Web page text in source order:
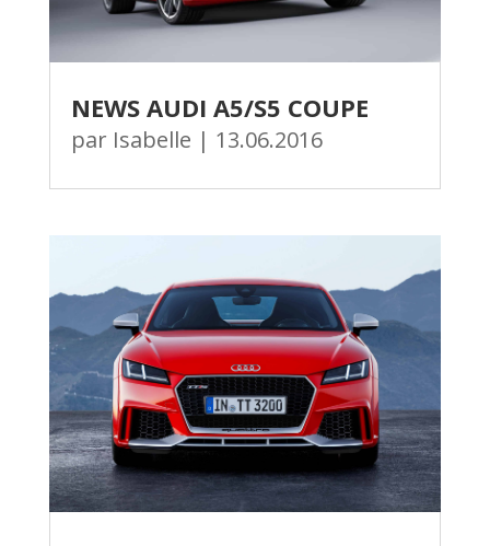
NEWS AUDI A5/S5 COUPE
par Isabelle | 13.06.2016